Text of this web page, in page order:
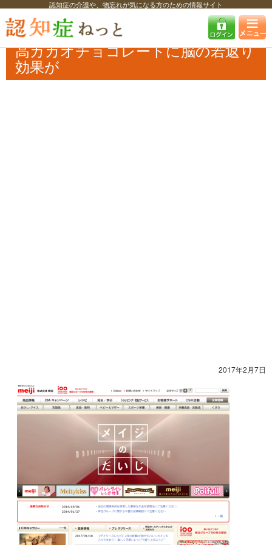
認知症の介護や、物忘れが気になる方のための情報サイト
認知症ねっと 認知症最新ニュース イベント
高カカオチョコレートに
脳の若返り効果が
高カカオチョコレートに脳の若返り
効果が
2017年2月7日